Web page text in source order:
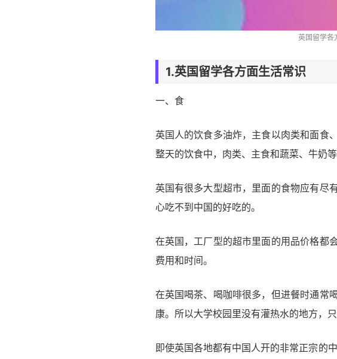
英国留学各
1.英国留学各方面生活常识
一、食
英国人的饮食多油炸，主食以肉类和面食
整天的饮食中，肉类、主食和蔬菜、牛奶
英国有很多大型超市，里面的食物应有尽
心吃不到中国的好吃的。
在英国，工厂型的超市里面的用品价格都
费用和时间。
在英国喝茶、喝咖啡很多，但进餐时通常
康。所以大学校园里没有灌热水的地方，
即使英国各地都有中国人开的非常正宗的